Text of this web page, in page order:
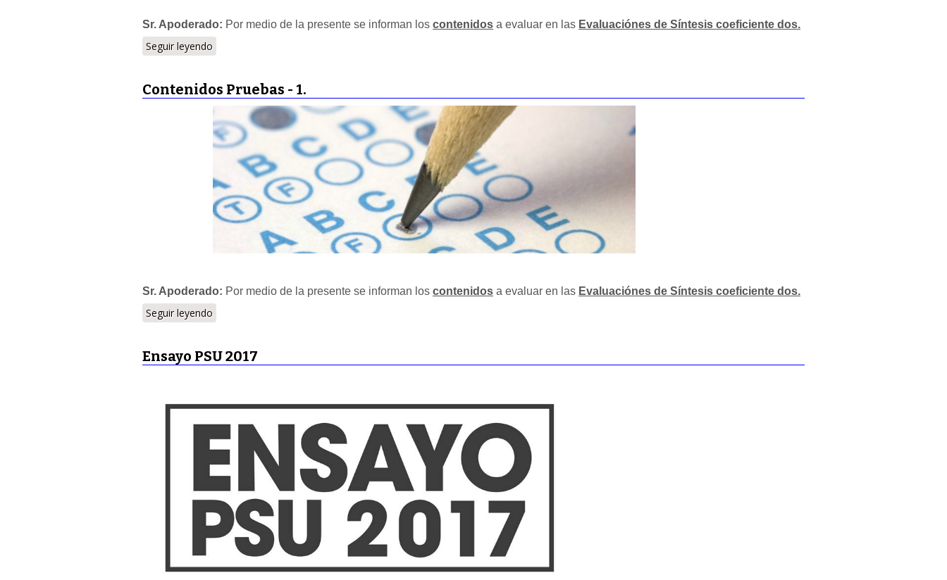
Sr. Apoderado: Por medio de la presente se informan los contenidos a evaluar en las Evaluaciónes de Síntesis coeficiente dos.
Seguir leyendo
Contenidos Pruebas - 1.
Sr. Apoderado: Por medio de la presente se informan los contenidos a evaluar en las Evaluaciónes de Síntesis coeficiente dos.
Seguir leyendo
Ensayo PSU 2017